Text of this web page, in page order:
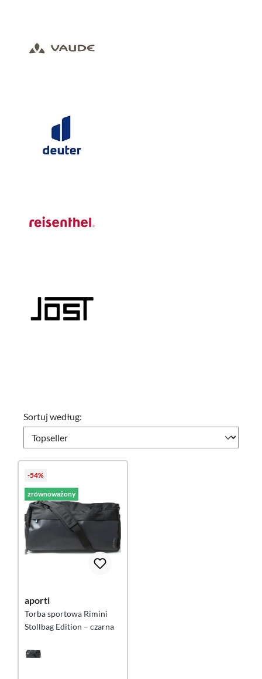
Sortuj według:
-54%
zrównoważony
aporti
Torba sportowa Rimini
Stollbag Edition – czarna